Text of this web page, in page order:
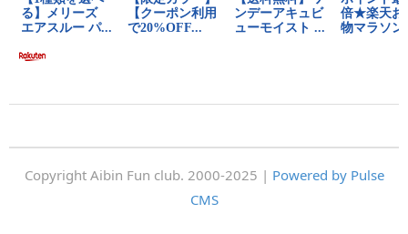
Copyright Aibin Fun club. 2000-2025 | Powered by Pulse
CMS